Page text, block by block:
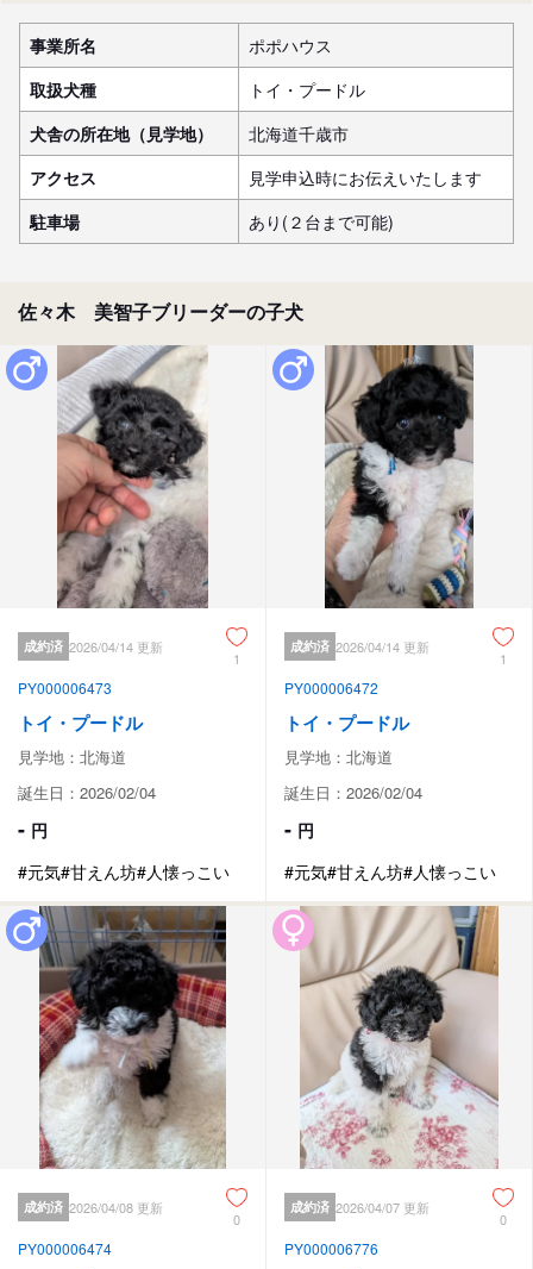
事業所名
ポポハウス
取扱犬種
トイ・プードル
犬舎の所在地（見学地）
北海道千歳市
アクセス
見学申込時にお伝えいたします
駐車場
あり(２台まで可能)
佐々木 美智子ブリーダーの子犬
成約済 2026/04/14 更新
1
PY000006473
トイ・プードル
見学地：北海道
誕生日：2026/02/04
- 円
#元気#甘えん坊#人懐っこい
成約済 2026/04/14 更新
1
PY000006472
トイ・プードル
見学地：北海道
誕生日：2026/02/04
- 円
#元気#甘えん坊#人懐っこい
成約済 2026/04/08 更新
0
PY000006474
成約済 2026/04/07 更新
0
PY000006776